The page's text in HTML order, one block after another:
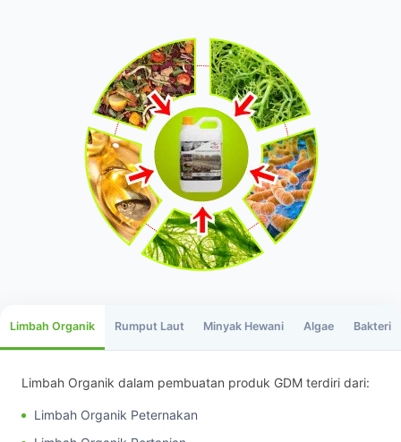
Limbah Organik Rumput Laut Minyak Hewani Algae Bakteri
Limbah Organik dalam pembuatan produk GDM terdiri dari:
Limbah Organik Peternakan